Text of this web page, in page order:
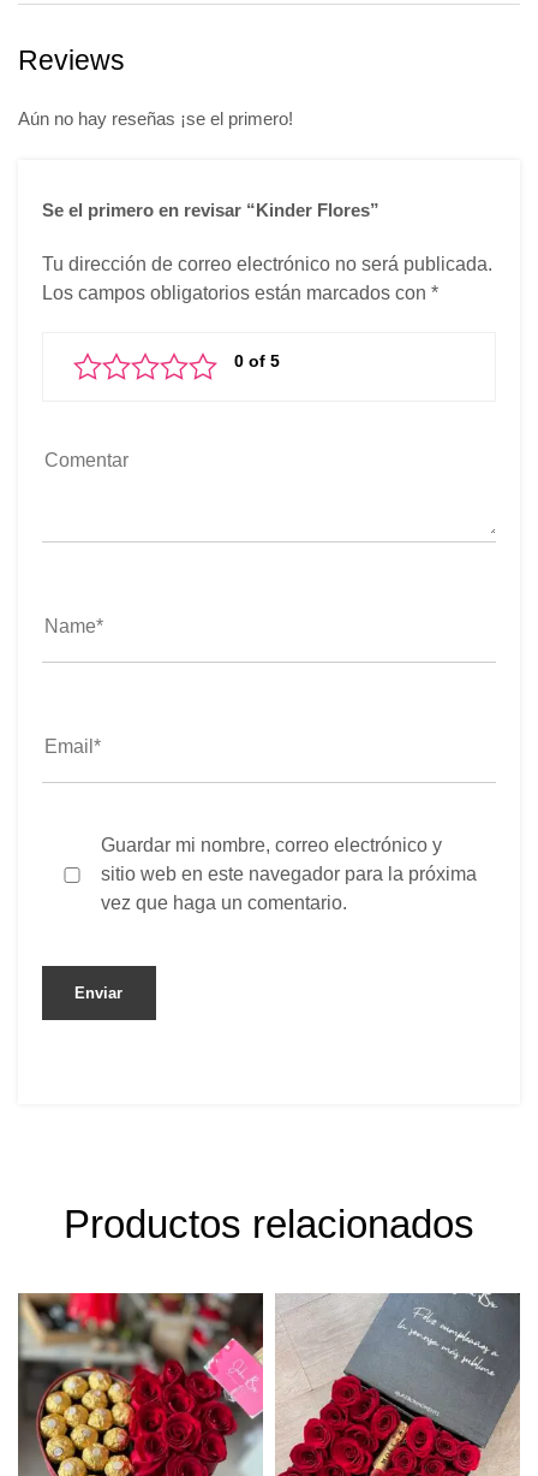
Reviews
Aún no hay reseñas ¡se el primero!
Se el primero en revisar “Kinder Flores”
Tu dirección de correo electrónico no será publicada.
Los campos obligatorios están marcados con *
Guardar mi nombre, correo electrónico y
sitio web en este navegador para la próxima
vez que haga un comentario.
Productos relacionados